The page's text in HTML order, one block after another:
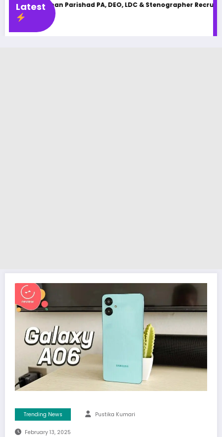
Latest
Parishad PA, DEO, LDC & Stenographer Recruitment 2025
Trending News Pustika Kumari
February 13, 2025